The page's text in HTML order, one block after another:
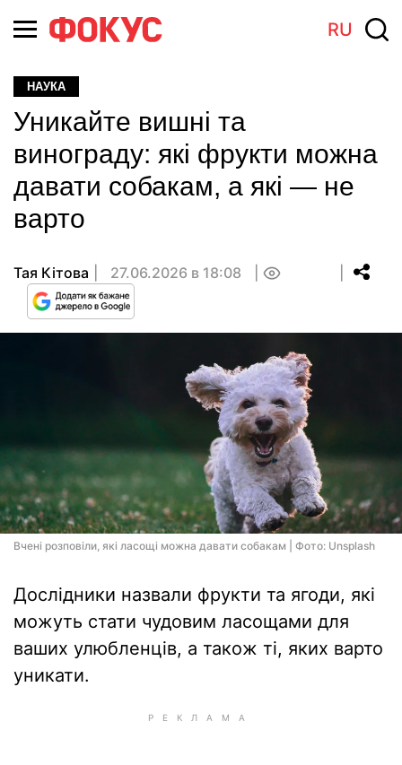
RU
НАУКА
Уникайте вишні та
винограду: які фрукти можна
давати собакам, а які — не
варто
Тая Кітова 27.06.2026 в 18:08
Вчені розповіли, які ласощі можна давати собакам | Фото: Unsplash
Дослідники назвали фрукти та ягоди, які
можуть стати чудовим ласощами для
ваших улюбленців, а також ті, яких варто
уникати.